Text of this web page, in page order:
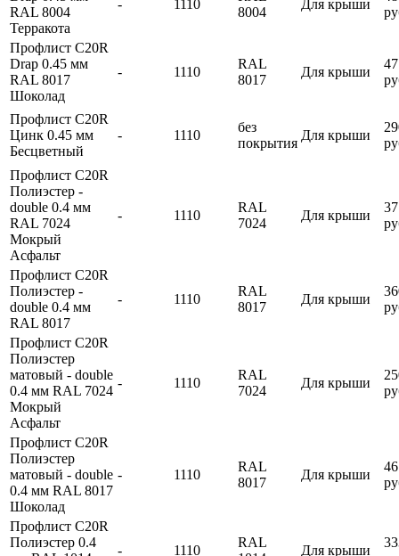
RAL 8004
Терракота
- 1110
8004
Для крыши
Профлист С20R
Drap 0.45 мм
RAL 8017
Шоколад
- 1110
RAL
8017
Для крыши
Профлист С20R
Цинк 0.45 мм
Бесцветный
- 1110
без
покрытия
Для крыши
Профлист С20R
Полиэстер -
double 0.4 мм
RAL 7024
Мокрый
Асфальт
- 1110
RAL
7024
Для крыши
Профлист С20R
Полиэстер -
double 0.4 мм
RAL 8017
- 1110
RAL
8017
Для крыши
Профлист С20R
Полиэстер
матовый - double
0.4 мм RAL 7024
Мокрый
Асфальт
- 1110
RAL
7024
Для крыши
Профлист С20R
Полиэстер
матовый - double
0.4 мм RAL 8017
Шоколад
- 1110
RAL
8017
Для крыши
Профлист С20R
Полиэстер 0.4
- 1110
RAL
Для крыши